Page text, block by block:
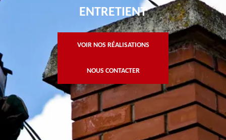
ENTRETIENT
VOIR NOS RÉALISATIONS
NOUS CONTACTER